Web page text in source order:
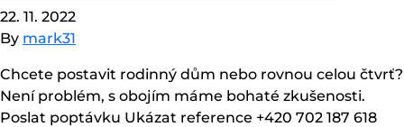
22. 11. 2022
By mark31
Chcete postavit rodinný dům nebo rovnou celou čtvrť?
Není problém, s obojím máme bohaté zkušenosti.
Poslat poptávku Ukázat reference +420 702 187 618